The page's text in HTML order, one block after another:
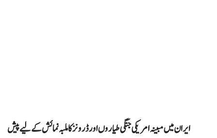
ایران میں مبینہ امریکی جنگی طیاروں اور ڈرونز کا ملبہ نمائش کے لیے پیش